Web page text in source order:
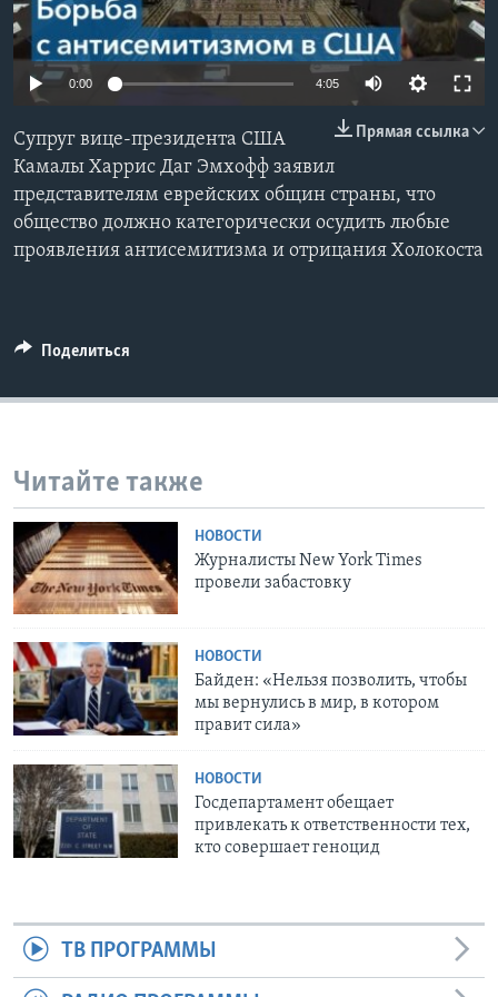
Learning English
СОЦИАЛЬНЫЕ СЕТИ
Языки
0:00 4:05
Прямая ссылка
Супруг вице-президента США
Камалы Харрис Даг Эмхофф заявил
представителям еврейских общин страны, что
общество должно категорически осудить любые
проявления антисемитизма и отрицания Холокоста
Поделиться
Читайте также
НОВОСТИ
Журналисты New York Times
провели забастовку
НОВОСТИ
Байден: «Нельзя позволить, чтобы
мы вернулись в мир, в котором
правит сила»
НОВОСТИ
Госдепартамент обещает
привлекать к ответственности тех,
кто совершает геноцид
ТВ ПРОГРАММЫ